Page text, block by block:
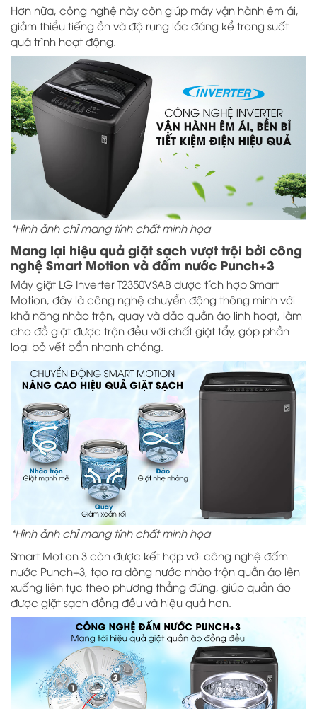
Xuất xứ
Hơn nữa, công nghệ này còn giúp máy vận hành êm ái,
giảm thiểu tiếng ồn và độ rung lắc đáng kể trong suốt
quá trình hoạt động.
*Hình ảnh chỉ mang tính chất minh họa
Mang lại hiệu quả giặt sạch vượt trội bởi công
nghệ Smart Motion và đấm nước Punch+3
Máy giặt LG Inverter T2350VSAB được tích hợp Smart
Motion, đây là công nghệ chuyển động thông minh với
khả năng nhào trộn, quay và đảo quần áo linh hoạt, làm
cho đồ giặt được trộn đều với chất giặt tẩy, góp phần
loại bỏ vết bẩn nhanh chóng.
*Hình ảnh chỉ mang tính chất minh họa
Smart Motion 3 còn được kết hợp với công nghệ đấm
nước Punch+3, tạo ra dòng nước nhào trộn quần áo lên
xuống liên tục theo phương thẳng đứng, giúp quần áo
được giặt sạch đồng đều và hiệu quả hơn.